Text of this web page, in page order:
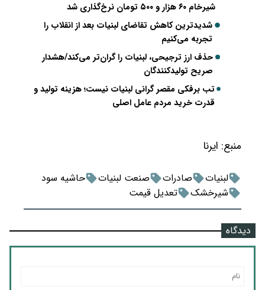
شیرخام ۶۰ هزار و ۵۰۰ تومان نرخ‌گذاری شد
شدیدترین کاهش تقاضای لبنیات بعد از انقلاب را
تجربه می‌کنیم
حذف ارز ترجیحی، لبنیات را گران‌تر می‌کند/هشدار
صریح تولیدکنندگان
تب برفکی مقصر گرانی لبنیات نیست؛ هزینه تولید و
قدرت خرید مردم عامل اصلی
منبع: ایرنا
لبنیات صادرات صنعت لبنیات
حاشیه سود
شیرخشک
تعدیل قیمت
دیدگاه